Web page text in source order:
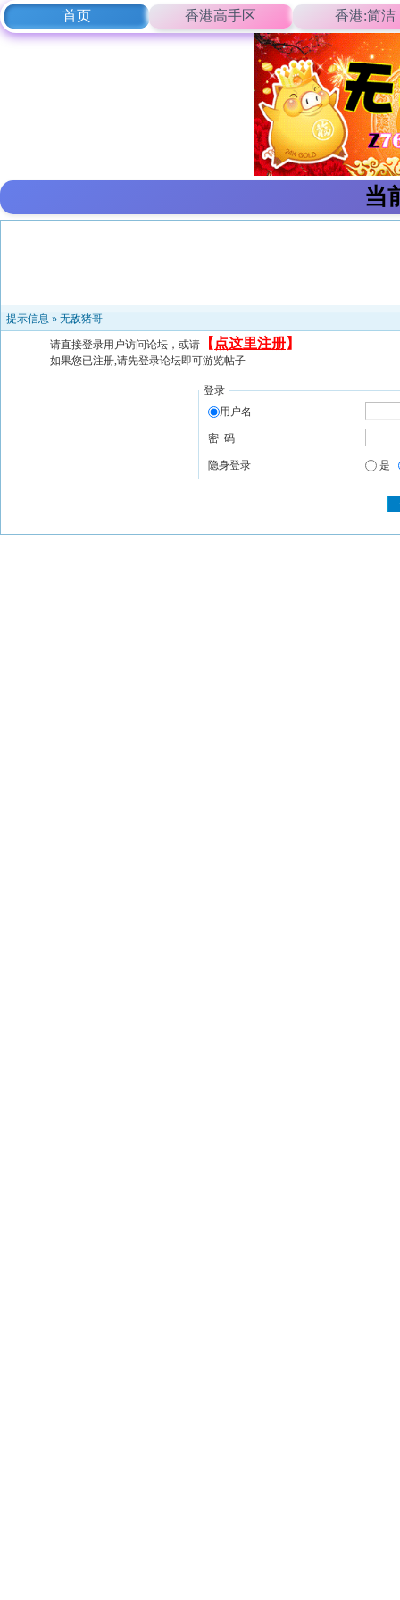
首页 香港高手区 香港:简洁
当
提示信息 » 无敌猪哥
请直接登录用户访问论坛，或请 【 点这里注册】
如果您已注册,请先登录论坛即可游览帖子
登录
用户名
密 码
隐身登录 是